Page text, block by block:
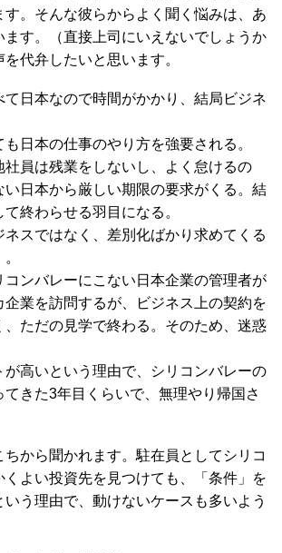
す。そんな彼らからよく聞く悩みは、あ
ます。（直接上司にいえないでしょうか
代弁したいと思います。
て日本なので時間がかかり、結局ビジネ
も日本の仕事のやり方を強要される。
社員は残業をしないし、よく怠けるの
い日本から厳しい期限の要求がくる。結
終わらせる羽目になる。
ネスではなく、差別化ばかり求めてくる
コンバレーにこない日本企業の管理者が
企業を訪問するが、ビジネス上の契約を
、ただの見学で終わる。そのため、迷惑
が高いという理由で、シリコンバレーの
てきた3年目くらいで、無理やり帰国さ
ちから聞かれます。駐在員としてシリコ
くよい投資先を見つけても、「条件」を
う理由で、動けないケースも多いよう